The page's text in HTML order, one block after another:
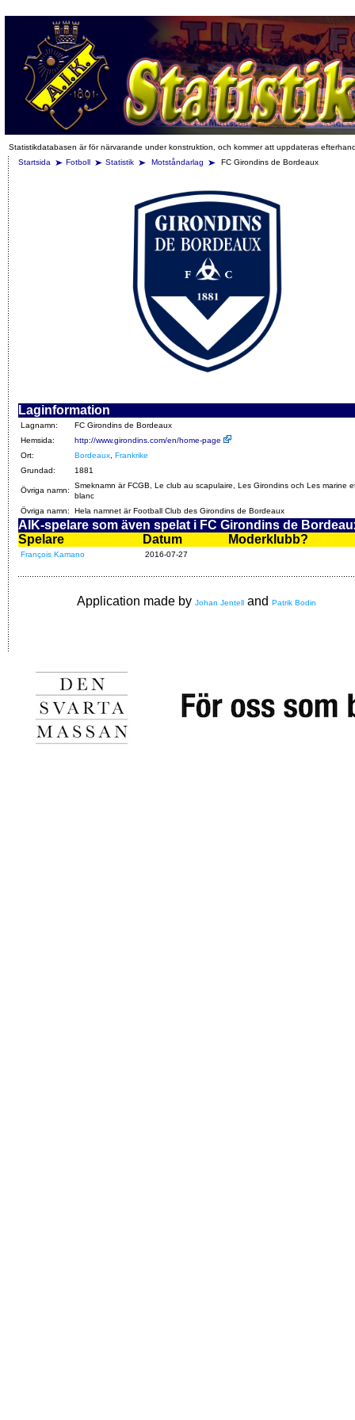
Statistikdatabasen är för närvarande under konstruktion, och kommer att uppdateras
Startsida
Fotboll Statistik Motståndarlag FC Girondins de Bordeaux
Laginformation
Lagnamn:
FC Girondins de Bordeaux
Hemsida:
http://www.girondins.com/en/home-page
Ort:
Bordeaux Frankrike
Grundad:
1881
Övriga namn:
Smeknamn är FCGB, Le club au scapulaire, Les Girondins och Les marine
blanc
Övriga namn:
Hela namnet är Football Club des Girondins de Bordeaux
AIK-spelare som även spelat i FC Girondins de
Spelare
Datum Moderklubb?
François Kamano 2016-07-27
Application made by Johan Jentell and Patrik Bodin